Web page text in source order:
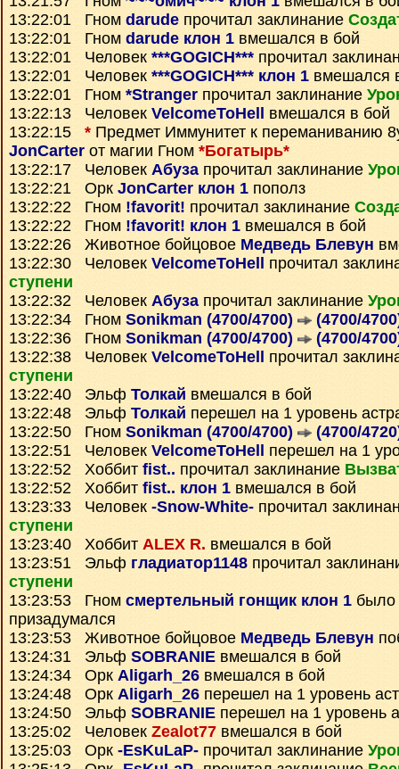
13:22:01 Гном darude прочитал заклинание
13:22:01 Гном darude клон 1 вмешался в бой
13:22:01 Человек ***GOGICH*** прочитал
13:22:01 Человек ***GOGICH*** клон 1 вмешался
13:22:01 Гном *Stranger прочитал заклинание
13:22:13 Человек VelcomeToHell
вмешался в бой
13:22:15 * Предмет Иммунитет к переманиванию
JonCarter от магии Гном *Богатырь*
13:22:17 Человек Абузапрочитал заклинание
13:22:21 Орк JonCarter клон 1 пополз
13:22:22 Гном !favorit! прочитал заклинание
13:22:22 Гном !favorit! клон 1 вмешался в бой
13:22:26 Животное бойцовое Медведь Блевун
13:22:30 Человек VelcomeToHell
прочитал
ступени
13:22:32 Человек Абузапрочитал заклинание
13:22:34 Гном Sonikman (4700/4700)
(4700/
13:22:36 Гном Sonikman (4700/4700)
(4700/
13:22:38 Человек VelcomeToHell
прочитал
ступени
13:22:40 Эльф Толкай вмешался в бой
13:22:48 Эльф Толкай перешел на 1 уровень
13:22:50 Гном Sonikman (4700/4700)
(4700/
13:22:51 Человек VelcomeToHell
перешел на 1
13:22:52 Хоббит fist.. прочитал заклинание
13:22:52 Хоббит fist.. клон 1 вмешался в бой
13:23:33 Человек -Snow-White- прочитал
ступени
13:23:40 Хоббит ALEX R. вмешался в бой
13:23:51 Эльф гладиатор1148 прочитал
ступени
13:23:53 Гном смертельный гонщик клон 1 было
призадумался
13:23:53 Животное бойцовое Медведь Блевун
13:24:31 Эльф SOBRANIE вмешался в бой
13:24:34 Орк Aligarh_26 вмешался в бой
13:24:48 Орк Aligarh_26 перешел на 1 уровень
13:24:50 Эльф SOBRANIE перешел на 1 уровень
13:25:02 Человек Zealot77 вмешался в бой
13:25:03 Орк -EsKuLaP- прочитал заклинание